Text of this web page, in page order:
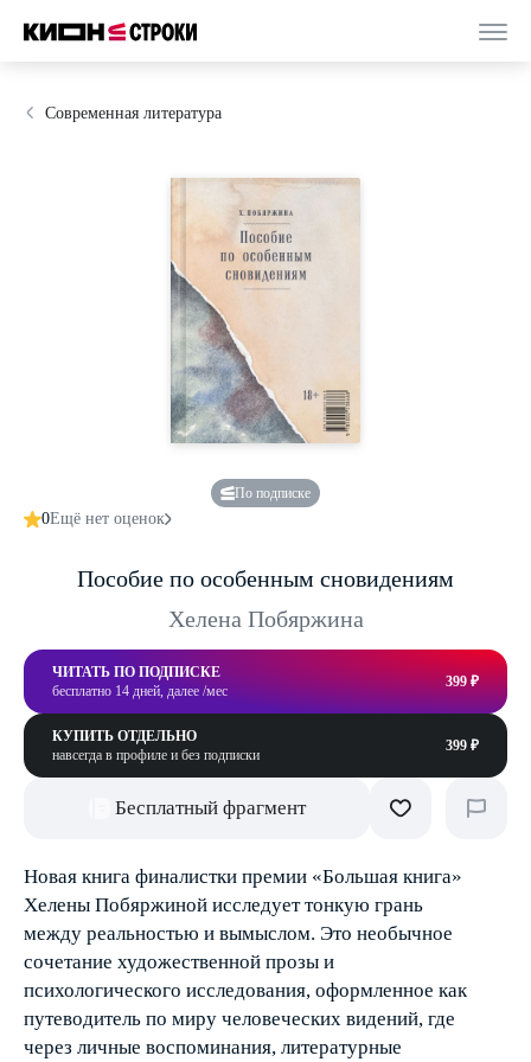
Современная литература
По подписке
0Ещё нет оценок
Пособие по особенным сновидениям
Хелена Побяржина
ЧИТАТЬ ПО ПОДПИСКЕ
бесплатно 14 дней, далее /мес
399 ₽
КУПИТЬ ОТДЕЛЬНО
навсегда в профиле и без подписки
399 ₽
Бесплатный фрагмент
Новая книга финалистки премии «Большая книга»
Хелены Побяржиной исследует тонкую грань
между реальностью и вымыслом. Это необычное
сочетание художественной прозы и
психологического исследования, оформленное как
путеводитель по миру человеческих видений, где
через личные воспоминания, литературные